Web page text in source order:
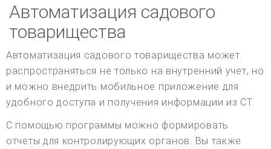
Автоматизация садового
товарищества
Автоматизация садового товарищества может
распространяться не только на внутренний учет, но
и можно внедрить мобильное приложение для
удобного доступа и получения информации из СТ.
С помощью программы можно формировать
отчеты для контролирующих органов. Вы также